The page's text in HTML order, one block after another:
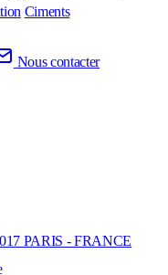
Ciments
Nous contacter
PARIS - FRANCE